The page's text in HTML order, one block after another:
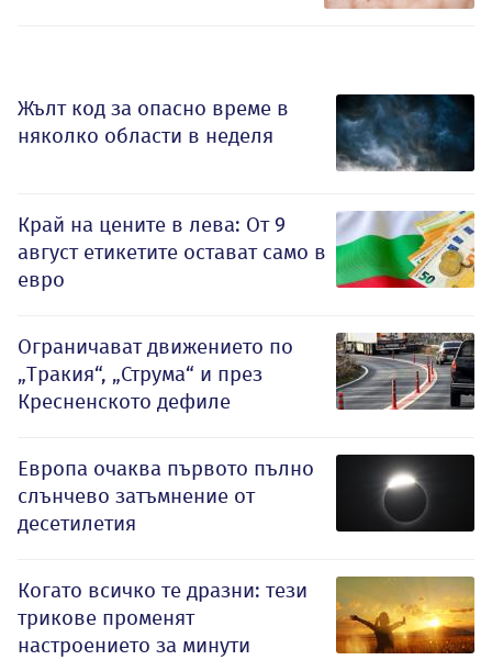
Жълт код за опасно време в
няколко области в неделя
Край на цените в лева: От 9
август етикетите остават само в
евро
Ограничават движението по
„Тракия“, „Струма“ и през
Кресненското дефиле
Европа очаква първото пълно
слънчево затъмнение от
десетилетия
Когато всичко те дразни: тези
трикове променят
настроението за минути